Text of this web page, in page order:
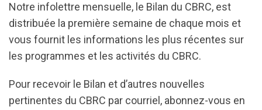
Notre infolettre mensuelle, le Bilan du CBRC, est
distribuée la première semaine de chaque mois et
vous fournit les informations les plus récentes sur
les programmes et les activités du CBRC.
Pour recevoir le Bilan et d’autres nouvelles
pertinentes du CBRC par courriel, abonnez-vous en